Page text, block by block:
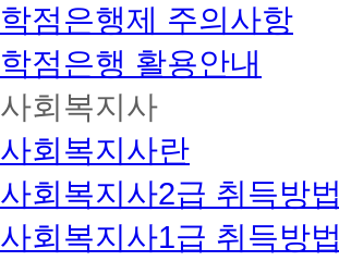
학점은행제 주의사항
학점은행 활용안내
사회복지사
사회복지사란
사회복지사2급 취득방법
사회복지사1급 취득방법